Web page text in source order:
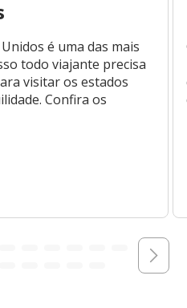
é uma das mais
todo viajante precisa
visitar os estados
Confira os